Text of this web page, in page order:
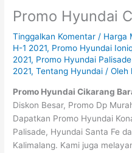
Promo Hyundai
Tinggalkan Komentar / Harga
H-1 2021, Promo Hyundai
2021, Promo Hyundai
2021,Tentang Hyundai / Oleh
Promo Hyundai Cikarang
Diskon Besar, Promo Dp
Dapatkan Promo Hyundai
Palisade, Hyundai Santa Fe
Kalimalang. Kami juga